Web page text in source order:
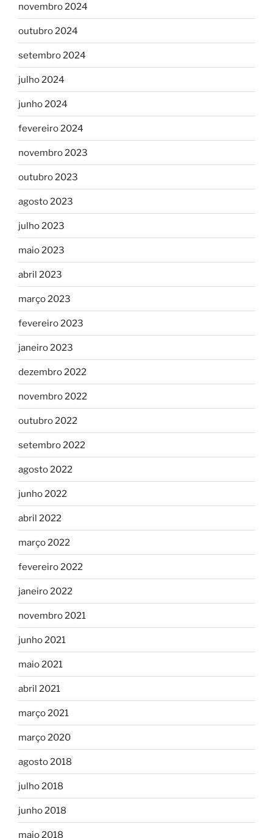
novembro 2024
outubro 2024
setembro 2024
julho 2024
junho 2024
fevereiro 2024
novembro 2023
outubro 2023
agosto 2023
julho 2023
maio 2023
abril 2023
março 2023
fevereiro 2023
janeiro 2023
dezembro 2022
novembro 2022
outubro 2022
setembro 2022
agosto 2022
junho 2022
abril 2022
março 2022
fevereiro 2022
janeiro 2022
novembro 2021
junho 2021
maio 2021
abril 2021
março 2021
março 2020
agosto 2018
julho 2018
junho 2018
maio 2018